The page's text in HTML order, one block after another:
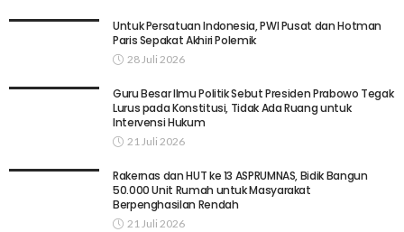
Untuk Persatuan Indonesia, PWI Pusat dan Hotman
Paris Sepakat Akhiri Polemik
28 Juli 2026
Guru Besar Ilmu Politik Sebut Presiden Prabowo Tegak
Lurus pada Konstitusi, Tidak Ada Ruang untuk
Intervensi Hukum
21 Juli 2026
Rakernas dan HUT ke 13 ASPRUMNAS, Bidik Bangun
50.000 Unit Rumah untuk Masyarakat
Berpenghasilan Rendah
21 Juli 2026